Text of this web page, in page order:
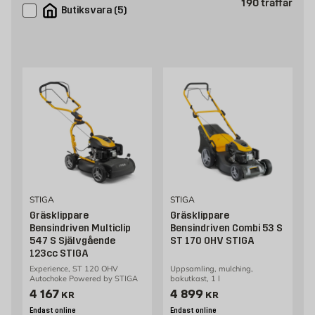
Butiksvara (5)
190träffar
STIGA
Gräsklippare
Bensindriven Multiclip
547 S Självgående
123cc STIGA
Experience, ST 120 OHV
Autochoke Powered by STIGA
Pris 4167 kr
4 167 KR
Endast online
STIGA
Gräsklippare
Bensindriven Combi 53 S
ST 170 OHV STIGA
Uppsamling, mulching,
bakutkast, 1 l
Pris 4899 kr
4 899 KR
Endast online